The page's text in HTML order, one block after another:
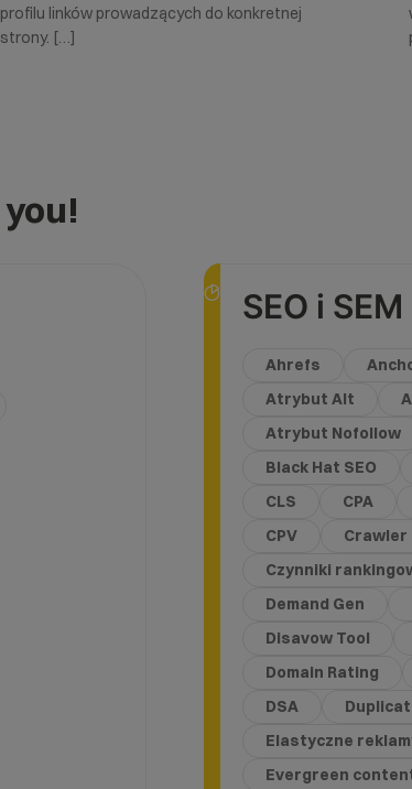
profilu linków prowadzących do konkretnej
[…]
SEO i SEM
Ahrefs
Atrybut Alt
Atrybut Nofollow
Black Hat SEO
CLS
CPA
CPV
Crawler
Czynniki
Demand Gen
Disavow Tool
Domain Rating
DSA
Elastyczne
Evergreen